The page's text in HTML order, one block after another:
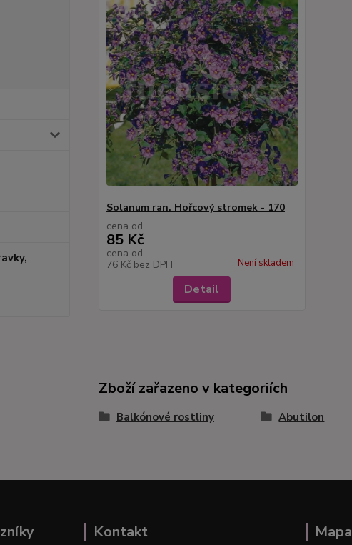
Solanum ran. Hořcový stromek - 170
cena od
85 Kč
cena od
76 Kč bez DPH Není skladem
Detail
Zboží zařazeno v kategoriích
Balkónové rostliny Abutilon
Kontakt Mapa